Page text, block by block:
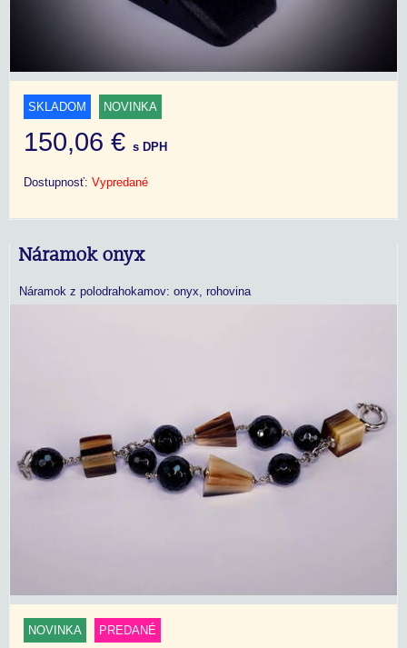
SKLADOM NOVINKA
150,06 € s DPH
Dostupnosť: Vypredané
Náramok onyx
Náramok z polodrahokamov: onyx, rohovina
NOVINKA PREDANÉ